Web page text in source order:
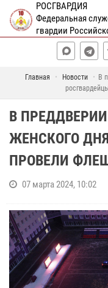
РОСГВАРДИЯ
Федеральная
гвардии
Главная Новости
В
В
ЖЕНСКОГО
ПРОВЕЛИ
07 марта 2024, 10:02